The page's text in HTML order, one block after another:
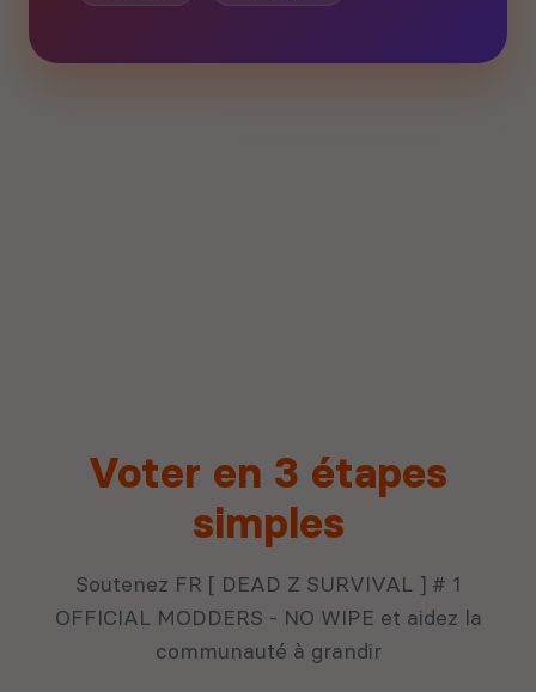
Voter en 3 étapes
simples
Soutenez FR [ DEAD Z SURVIVAL ] # 1
OFFICIAL MODDERS - NO WIPE et aidez la
communauté à grandir